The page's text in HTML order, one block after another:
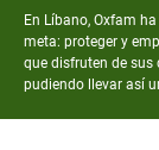
En Líbano, Oxfam
meta: proteger y
que disfruten de sus
pudiendo llevar así